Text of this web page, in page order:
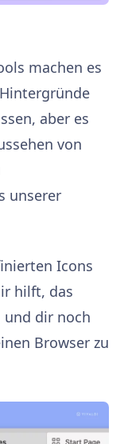
machen es
aber es
von
unserer
Icons
hilft, das
und dir noch
Browser zu